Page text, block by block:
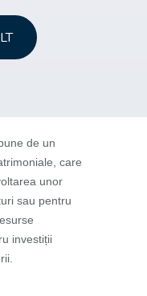
de un
care
unor
sau pentru
investiții